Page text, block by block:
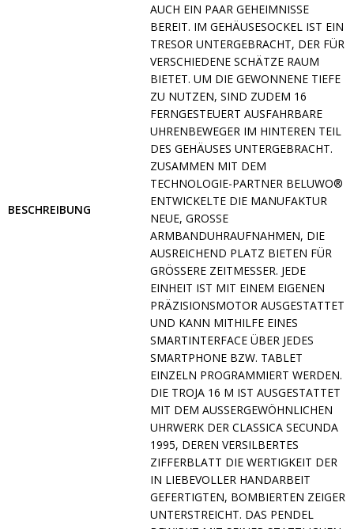
BESCHREIBUNG
AUCH EIN PAAR GEHEIMNISSE
BEREIT. IM GEHÄUSESOCKEL IST EIN
TRESOR UNTERGEBRACHT, DER FÜR
VERSCHIEDENE SCHÄTZE RAUM
BIETET. UM DIE GEWONNENE TIEFE
ZU NUTZEN, SIND ZUDEM 16
FERNGESTEUERT AUSFAHRBARE
UHRENBEWEGER IM HINTEREN TEIL
DES GEHÄUSES UNTERGEBRACHT.
ZUSAMMEN MIT DEM
TECHNOLOGIE-PARTNER BELUWO®
ENTWICKELTE DIE MANUFAKTUR
NEUE, GROSSE A
RMBANDUHRAUFNAHMEN, DIE A
USREICHEND PLATZ BIETEN FÜR G
RÖSSERE ZEITMESSER. JEDE EI
NHEIT IST MIT EINEM EIGENEN PR
ÄZISIONSMOTOR AUSGESTATTET UN
D KANN MITHILFE EINES SM
ARTINTERFACE ÜBER JEDES SM
ARTPHONE BZW. TABLET EI
NZELN PROGRAMMIERT WERDEN. DI
E TROJA 16 M IST AUSGESTATTET MI
T DEM AUSSERGEWÖHNLICHEN UHR
WERK DER CLASSICA SECUNDA 199
5, DEREN VERSILBERTES ZIF
FERBLATT DIE WERTIGKEIT DER IN
LIEBEVOLLER HANDARBEIT GEF
ERTIGTEN, BOMBIERTEN ZEIGER UNT
ERSTREICHT. DAS PENDEL BEW